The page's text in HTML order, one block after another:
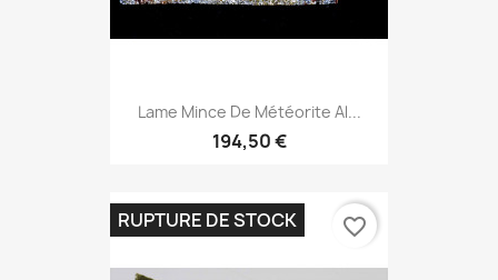
Lame Mince De Météorite Al...
194,50 €
RUPTURE DE STOCK favorite_border